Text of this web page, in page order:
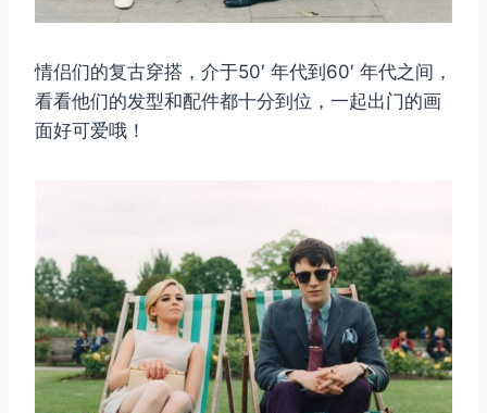
情侣们的复古穿搭，介于50′ 年代到60′ 年代之间，
看看他们的发型和配件都十分到位，一起出门的画
面好可爱哦！